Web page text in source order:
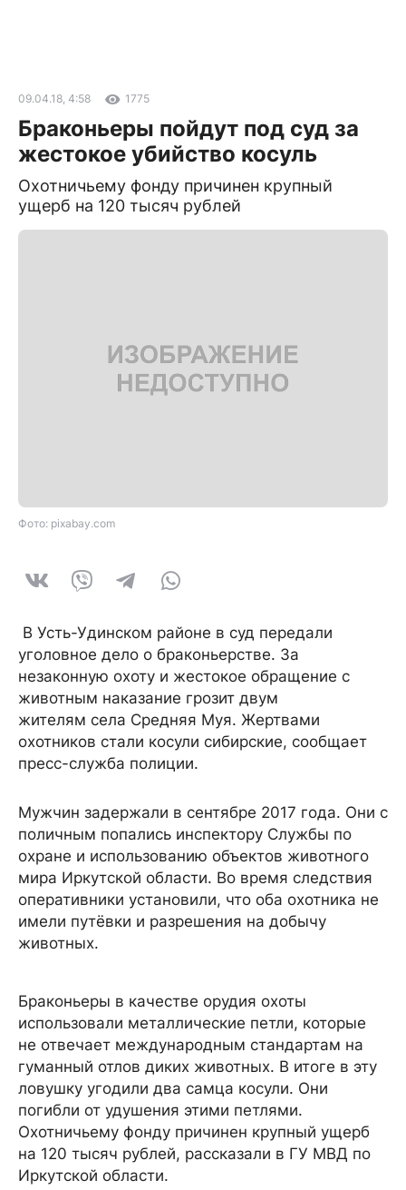
09.04.18, 4:58 1775
Браконьеры пойдут под суд за
жестокое убийство косуль
Охотничьему фонду причинен крупный
ущерб на 120 тысяч рублей
Фото: pixabay.com
В Усть-Удинском районе в суд передали
уголовное дело о браконьерстве. За
незаконную охоту и жестокое обращение с
животным наказание грозит двум
жителям села Средняя Муя. Жертвами
охотников стали косули сибирские, сообщает
пресс-служба полиции.
Мужчин задержали в сентябре 2017 года. Они с
поличным попались инспектору Службы по
охране и использованию объектов животного
мира Иркутской области. Во время следствия
оперативники установили, что оба охотника не
имели путёвки и разрешения на добычу
животных.
Браконьеры в качестве орудия охоты
использовали металлические петли, которые
не отвечает международным стандартам на
гуманный отлов диких животных. В итоге в эту
ловушку угодили два самца косули. Они
погибли от удушения этими петлями.
Охотничьему фонду причинен крупный ущерб
на 120 тысяч рублей, рассказали в ГУ МВД по
Иркутской области.